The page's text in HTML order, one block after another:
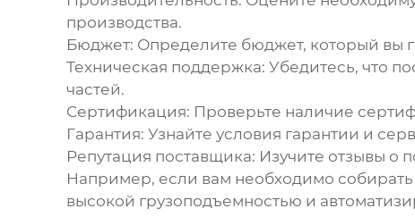
производства.
Бюджет: Определите бюджет, который вы
Техническая поддержка: Убедитесь, что
частей.
Сертификация: Проверьте наличие
Гарантия: Узнайте условия гарантии и
Репутация поставщика: Изучите отзывы о
Например, если вам необходимо
высокой грузоподъемностью и